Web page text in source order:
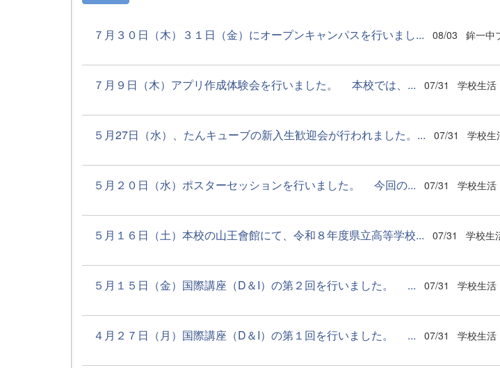
７月３０日（木）３１日（金）にオープンキャンパスを行いまし... 08/03 鉾一中
７月９日（木）アプリ作成体験会を行いました。 本校では、... 07/31 学校生活
５月27日（水）、たんキューブの新入生歓迎会が行われました。... 07/31 学校生
５月２０日（水）ポスターセッションを行いました。 今回の... 07/31 学校生活
５月１６日（土）本校の山王會館にて、令和８年度県立高等学校... 07/31 学校生
５月１５日（金）国際講座（D＆I）の第２回を行いました。 ... 07/31 学校生活
４月２７日（月）国際講座（D＆I）の第１回を行いました。 ... 07/31 学校生活